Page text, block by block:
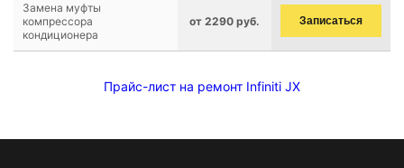
Замена муфты
компрессора
кондиционера
от 2290 руб. Записаться
Прайс-лист на ремонт Infiniti JX